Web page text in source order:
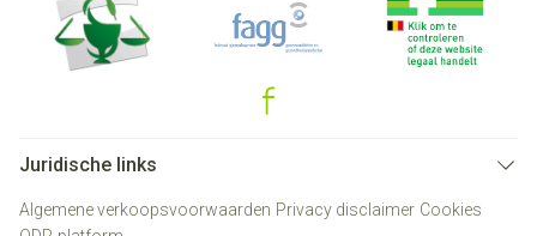
Juridische links
Algemene verkoopsvoorwaarden Privacy disclaimer Cookies